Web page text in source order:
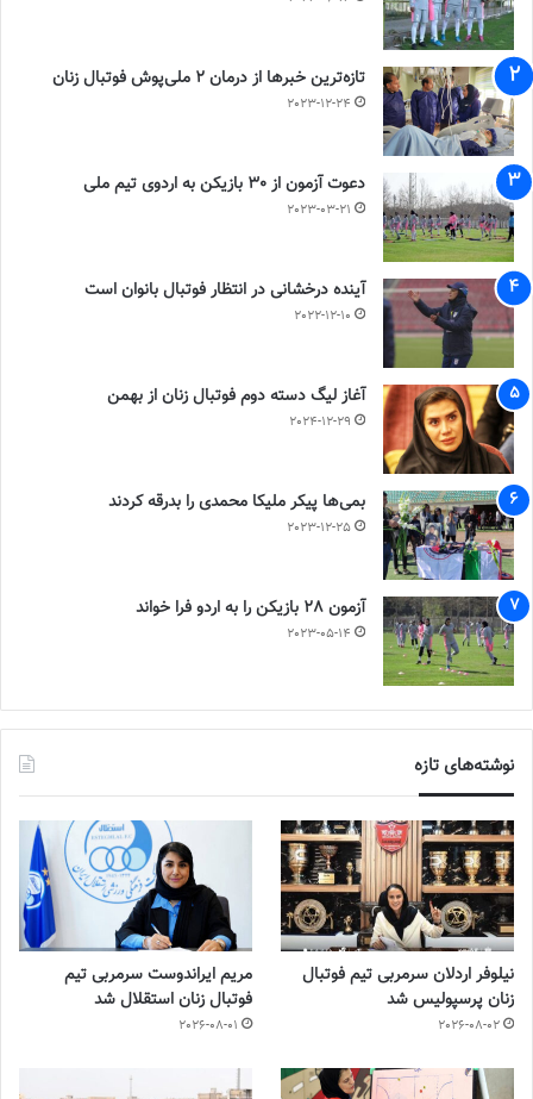
تازه‌ترین خبرها از درمان ۲ ملی‌پوش فوتبال زنان
2023-12-24
دعوت آزمون از 30 بازیکن به اردوی تیم ملی
2023-03-21
آینده درخشانی در انتظار فوتبال بانوان است
2022-12-10
آغاز لیگ دسته دوم فوتبال زنان از بهمن
2024-12-29
بمی‌ها پیکر ملیکا محمدی را بدرقه کردند
2023-12-25
آزمون 28 بازیکن را به اردو فرا خواند
2023-05-14
نوشته‌های تازه
نیلوفر اردلان سرمربی تیم فوتبال
زنان پرسپولیس شد
2026-08-02
مریم ایراندوست سرمربی تیم
فوتبال زنان استقلال شد
2026-08-01